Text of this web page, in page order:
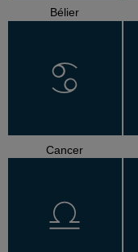
Bélier
Cancer